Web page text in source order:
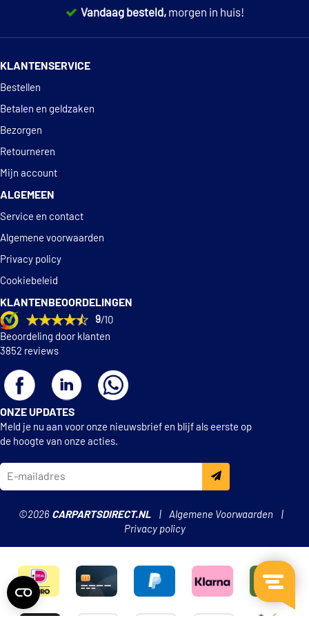
Vandaag besteld, morgen in huis!
KLANTENSERVICE
Bestellen
Betalen en geldzaken
Bezorgen
Retourneren
Mijn account
ALGEMEEN
Service en contact
Algemene voorwaarden
Privacy policy
Cookiebeleid
KLANTENBEOORDELINGEN
9/10
Beoordeling door klanten
3852 reviews
ONZE UPDATES
Meld je nu aan voor onze nieuwsbrief en blijf als eerste op
de hoogte van onze acties.
©2026 CARPARTSDIRECT.NL
Algemene Voorwaarden
Privacy policy